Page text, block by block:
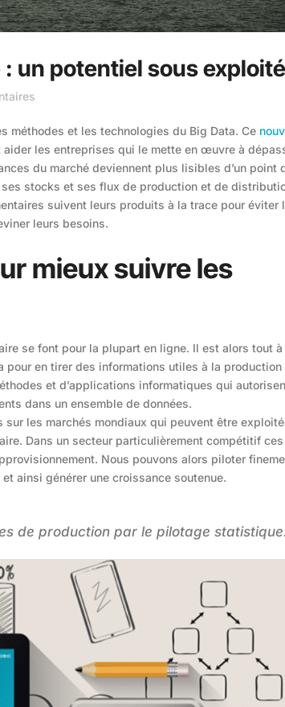
un potentiel sous
méthodes et les technologies du Big Data. Ce
les entreprises qui le mette en œuvre à
du marché deviennent plus lisibles d’un point
stocks et ses flux de production et de
suivent leurs produits à la trace pour éviter
leurs besoins.
mieux suivre les
se font pour la plupart en ligne. Il est alors tout
en tirer des informations utiles à la production
et d’applications informatiques qui
dans un ensemble de données.
les marchés mondiaux qui peuvent être
Dans un secteur particulièrement compétitif ces
Nous pouvons alors piloter
ainsi générer une croissance soutenue.
de production par le pilotage statistique.